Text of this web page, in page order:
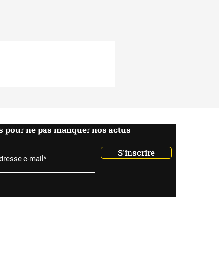
pour ne pas manquer nos actus
S'inscrire